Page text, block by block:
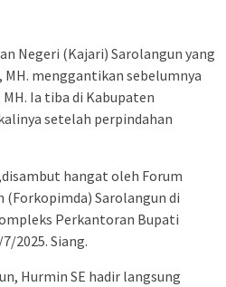
Negeri (Kajari) Sarolangun yang
MH. menggantikan sebelumnya
Ia tiba di Kabupaten
setelah perpindahan
hangat oleh Forum
(Forkopimda) Sarolangun di
Perkantoran Bupati
2025. Siang.
Hurmin SE hadir langsung